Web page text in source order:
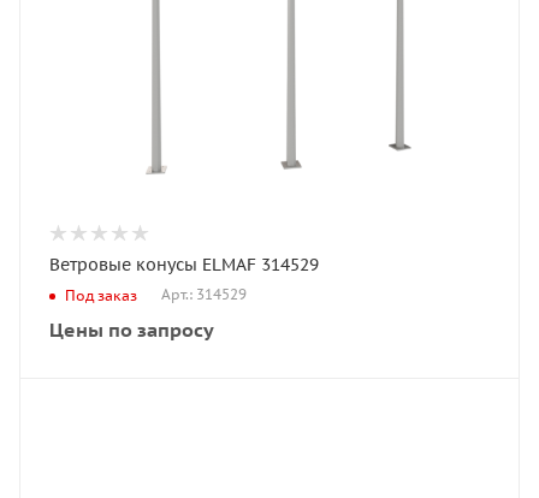
Ветровые конусы ELMAF 314529
Под заказ Арт.: 314529
Цены по запросу